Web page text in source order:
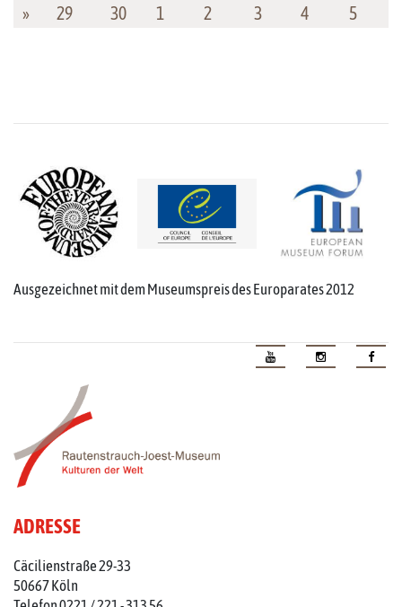
»
29 30 1 2 3 4 5
Ausgezeichnet mit dem Museumspreis des Europarates 2012
ADRESSE
Cäcilienstraße 29-33
50667 Köln